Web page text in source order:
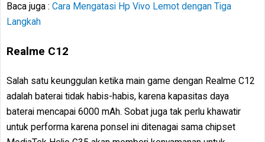
Baca juga : Cara Mengatasi Hp Vivo Lemot dengan Tiga
Langkah
Realme C12
Salah satu keunggulan ketika main game dengan Realme C12
adalah baterai tidak habis-habis, karena kapasitas daya
baterai mencapai 6000 mAh. Sobat juga tak perlu khawatir
untuk performa karena ponsel ini ditenagai sama chipset